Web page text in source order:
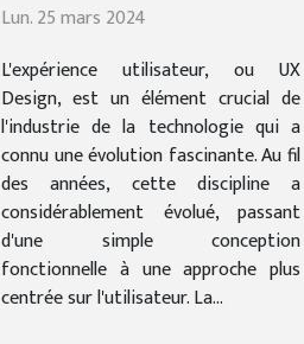
technologie
Lun. 25 mars 2024
L'expérience utilisateur, ou UX
Design, est un élément crucial de
l'industrie de la technologie qui a
connu une évolution fascinante. Au fil
des années, cette discipline a
considérablement évolué, passant
d'une simple conception
fonctionnelle à une approche plus
centrée sur l'utilisateur. La...